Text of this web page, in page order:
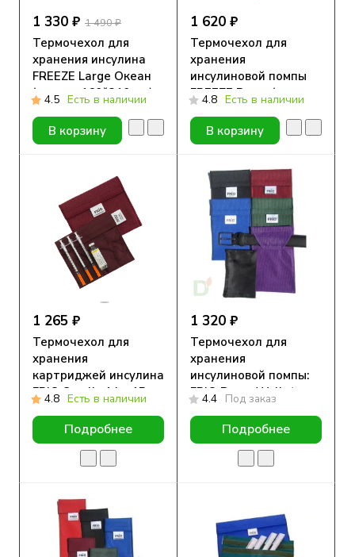
1 330 ₽ 1 490 ₽
Термочехол для
хранения инсулина
FREEZE Large Океан
(размер 160*210 мм)
4.5 Есть в наличии
В корзину
1 620 ₽
Термочехол для
хранения
инсулиновой помпы
FREEZE Pump (размер
110*160 мм)
4.8 Есть в наличии
В корзину
1 265 ₽
Термочехол для
хранения
картриджей инсулина
FRIO Small , 14 x 15 см
4.8 Есть в наличии
Подробнее
1 320 ₽
Термочехол для
хранения
инсулиновой помпы:
FRIO Pump Wallet
4.4 Под заказ
Подробнее